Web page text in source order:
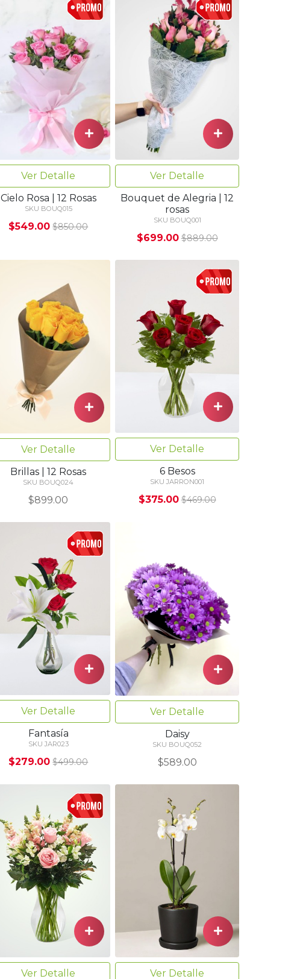
Ver Detalle
Cielo Rosa | 12 Rosas
SKU BOUQ015
$549.00 $850.00
Ver Detalle
Bouquet de Alegria | 12
rosas
SKU BOUQ001
$699.00 $889.00
Ver Detalle
Brillas | 12 Rosas
SKU BOUQ024
$899.00
Ver Detalle
6 Besos
SKU JARRON001
$375.00 $469.00
Ver Detalle
Fantasía
SKU JAR023
$279.00 $499.00
Ver Detalle
Daisy
SKU BOUQ052
$589.00
Ver Detalle Ver Detalle